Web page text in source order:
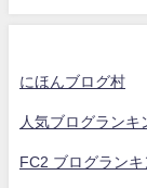
にほんブログ村
人気ブログランキ
FC2 ブログランキ